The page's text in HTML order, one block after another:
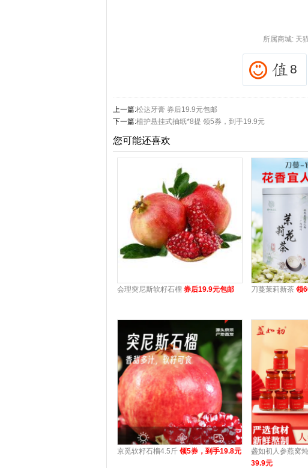
所属商城: 天
8
上一篇:松达牙膏 券后19.9元包邮
下一篇:植护悬挂式抽纸*8提 领5券，到手19.9元
您可能还喜欢
会理突尼斯软籽石榴 券后19.9元包邮 刀蔓茉莉新茶 领
京觅软籽石榴4.5斤 领5券，到手19.8元 盏如初人参燕窝
39.9元